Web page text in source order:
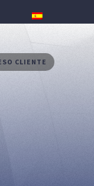
CLIENTE